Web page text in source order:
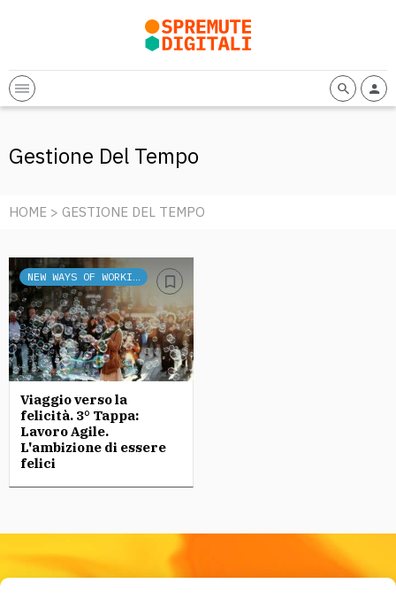
Gestione Del Tempo
HOME > GESTIONE DEL TEMPO
NEW WAYS OF WORKING
Viaggio verso la
felicità. 3° Tappa:
Lavoro Agile.
L'ambizione di essere
felici